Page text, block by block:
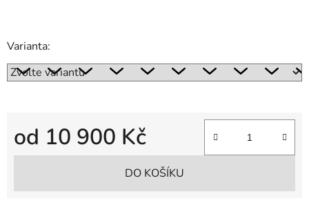
Varianta:
od 10 900 Kč
Měrná cena:
DO KOŠÍKU